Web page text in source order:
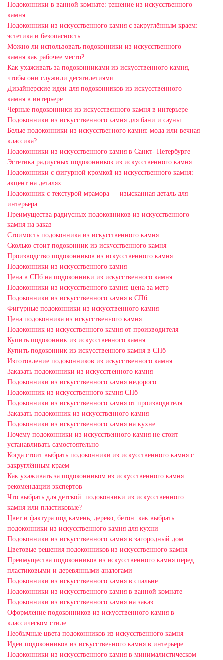
Подоконники в ванной комнате: решение из искусственного
камня
Подоконники из искусственного камня с закруглённым краем:
эстетика и безопасность
Можно ли использовать подоконники из искусственного
камня как рабочее место?
Как ухаживать за подоконниками из искусственного камня,
чтобы они служили десятилетиями
Дизайнерские идеи для подоконников из искусственного
камня в интерьере
Черные подоконники из искусственного камня в интерьере
Подоконники из искусственного камня для бани и сауны
Белые подоконники из искусственного камня: мода или вечная
классика?
Подоконники из искусственного камня в Санкт- Петербурге
Эстетика радиусных подоконников из искусственного камня
Подоконники с фигурной кромкой из искусственного камня:
акцент на деталях
Подоконник с текстурой мрамора — изысканная деталь для
интерьера
Преимущества радиусных подоконников из искусственного
камня на заказ
Стоимость подоконника из искусственного камня
Сколько стоит подоконник из искусственного камня
Производство подоконников из искусственного камня
Подоконники из искусственного камня
Цена в СПб на подоконники из искусственного камня
Подоконники из искусственного камня: цена за метр
Подоконники из искусственного камня в СПб
Фигурные подоконники из искусственного камня
Цена подоконника из искусственного камня
Подоконник из искусственного камня от производителя
Купить подоконник из искусственного камня
Купить подоконник из искусственного камня в СПб
Изготовление подоконников из искусственного камня
Заказать подоконники из искусственного камня
Подоконники из искусственного камня недорого
Подоконник из искусственного камня СПб
Подоконники из искусственного камня от производителя
Заказать подоконник из искусственного камня
Подоконники из искусственного камня на кухне
Почему подоконники из искусственного камня не стоит
устанавливать самостоятельно
Когда стоит выбрать подоконники из искусственного камня с
закруглённым краем
Как ухаживать за подоконником из искусственного камня:
рекомендации экспертов
Что выбрать для детской: подоконники из искусственного
камня или пластиковые?
Цвет и фактура под камень, дерево, бетон: как выбрать
подоконники из искусственного камня для кухни
Подоконники из искусственного камня в загородный дом
Цветовые решения подоконников из искусственного камня
Преимущества подоконников из искусственного камня перед
пластиковыми и деревянными аналогами
Подоконники из искусственного камня в спальне
Подоконники из искусственного камня в ванной комнате
Подоконники из искусственного камня на заказ
Оформление подоконников из искусственного камня в
классическом стиле
Необычные цвета подоконников из искусственного камня
Идеи подоконников из искусственного камня в интерьере
Подоконники из искусственного камня в минималистическом